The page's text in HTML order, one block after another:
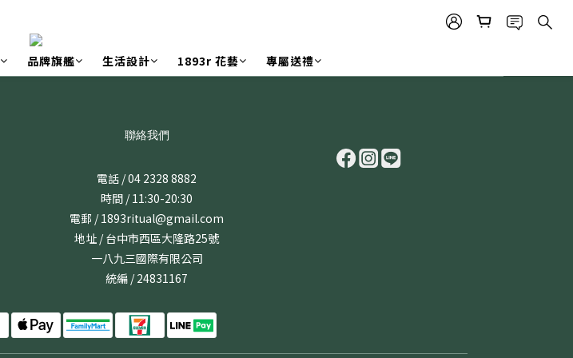
品牌旗艦 生活設計 1893r 花藝 專屬送禮
聯絡我們
電話 / 04 2328 8882
時間 / 11:30-20:30
電郵 / 1893ritual@gmail.com
地址 / 台中市西區大隆路25號
一八九三國際有限公司
統編 / 24831167